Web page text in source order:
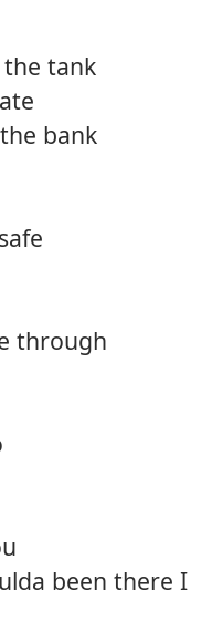
tank
bank
through
been there I